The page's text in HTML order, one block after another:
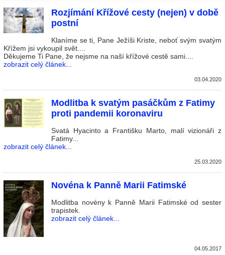
Rozjímání Křížové cesty (nejen) v době
postní
Klaníme se ti, Pane Ježíši Kriste, neboť svým svatým
Křížem jsi vykoupil svět....
Děkujeme Ti Pane, že nejsme na naší křížové cestě sami....
zobrazit celý článek...
03.04.2020
Modlitba k svatým pasáčkům z Fatimy
proti pandemii koronaviru
Svatá Hyacinto a Františku Marto, malí vizionáři z
Fatimy...
zobrazit celý článek...
25.03.2020
Novéna k Panně Marii Fatimské
Modlitba novény k Panně Marii Fatimské od sester
trapistek.
zobrazit celý článek...
04.05.2017